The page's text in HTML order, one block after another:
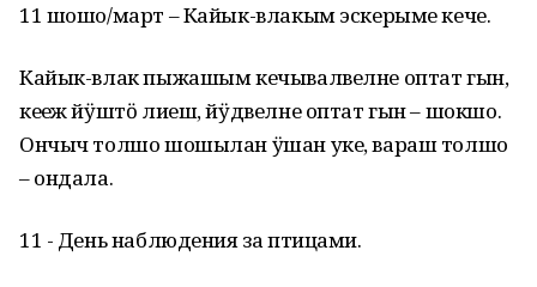
11 шошо/март – Кайык-влакым эскерыме кече.
Кайык-влак пыжашым кечывалвелне оптат гын,
кеҥеж йӱштӧ лиеш, йӱдвелне оптат гын – шокшо.
Ончыч толшо шошылан ӱшан уке, вараш толшо
– ондала.
11 - День наблюдения за птицами.